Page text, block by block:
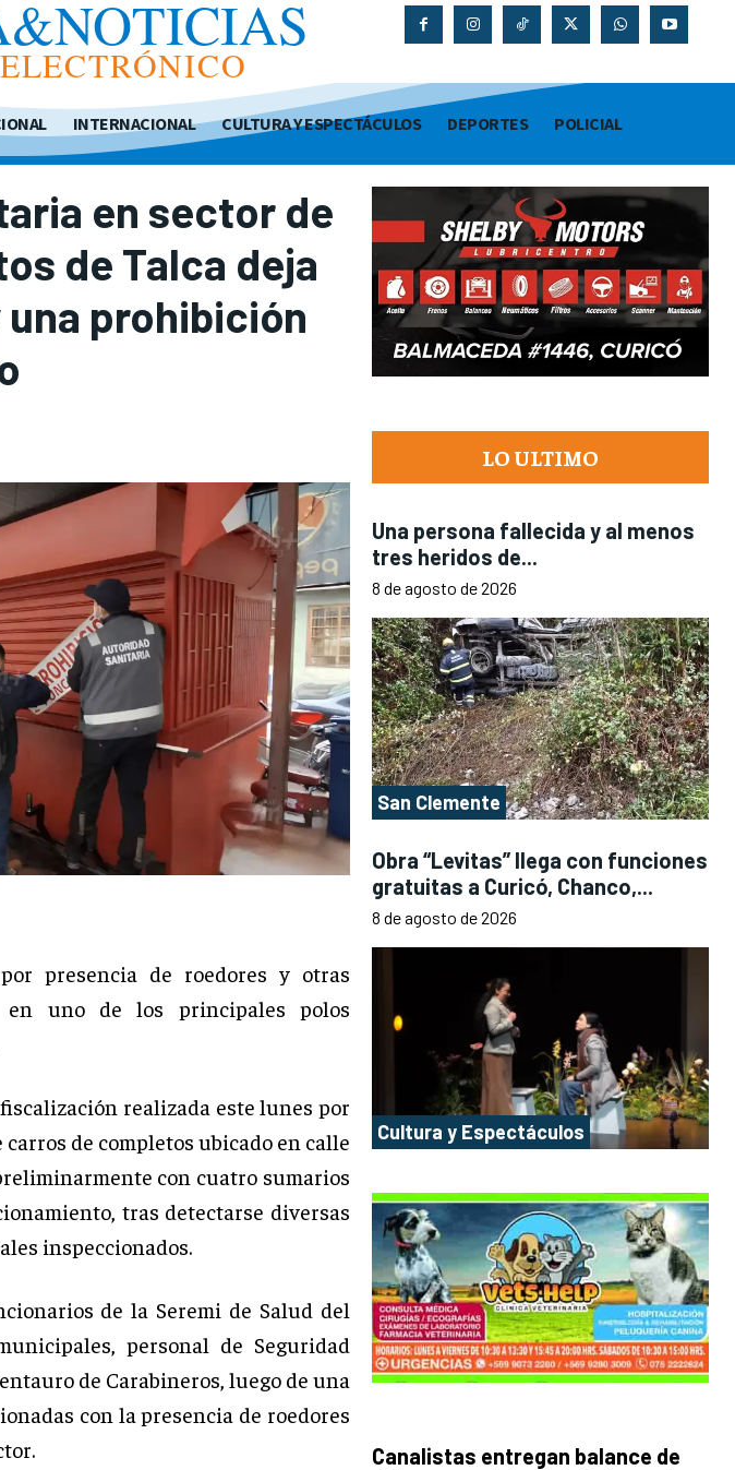
INTERNACIONAL CULTURA Y ESPECTÁCULOS DEPORTES POLICIAL
en sector de
de Talca deja
prohibición
presencia de roedores y otras
en uno de los principales polos
realizada este lunes por
de completos ubicado en calle
con cuatro sumarios
tras detectarse diversas
inspeccionados.
de la Seremi de Salud del
personal de Seguridad
de Carabineros, luego de una
con la presencia de roedores
LO ULTIMO
Una persona fallecida y al menos
tres heridos de...
8 de agosto de 2026
San Clemente
Obra “Levitas” llega con funciones
gratuitas a Curicó, Chanco,...
8 de agosto de 2026
Cultura y Espectáculos
Canalistas entregan balance de